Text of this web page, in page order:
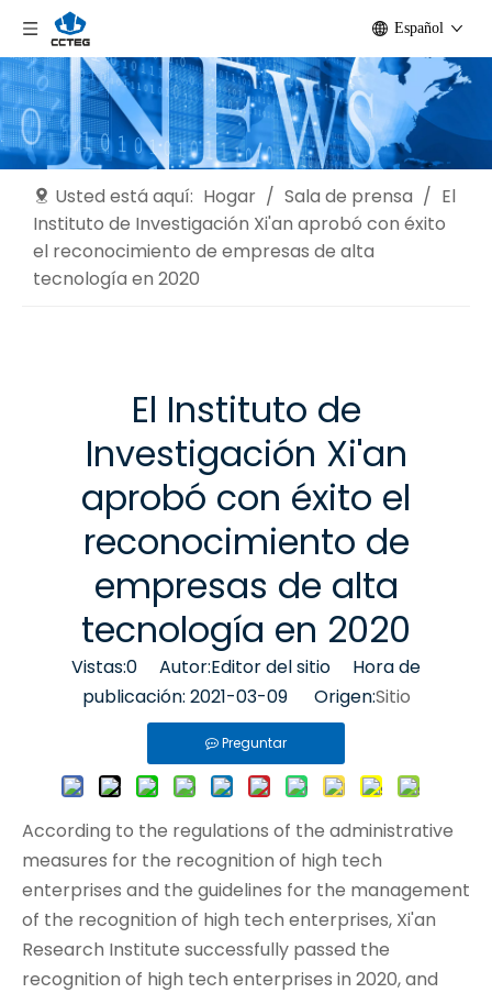
Español
Usted está aquí: Hogar / Sala de prensa / El
Instituto de Investigación Xi'an aprobó con éxito
el reconocimiento de empresas de alta
tecnología en 2020
El Instituto de
Investigación Xi'an
aprobó con éxito el
reconocimiento de
empresas de alta
tecnología en 2020
Vistas:0 Autor:Editor del sitio Hora de
publicación: 2021-03-09 Origen:Sitio
Preguntar
According to the regulations of the administrative
measures for the recognition of high tech
enterprises and the guidelines for the management
of the recognition of high tech enterprises, Xi'an
Research Institute successfully passed the
recognition of high tech enterprises in 2020, and